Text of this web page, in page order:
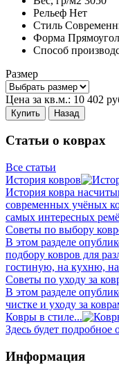
Рельеф Нет
Стиль
Форма
Способ
Размер
Цена за кв.м.: 10 402
Купить Назад
Статьи о коврах
Все статьи
История ковров
История ковра
современных учёных
самых интересных
Советы по выбору
В этом разделе
подбору ковров для
гостиную, на кухню, на
Советы по уходу за
В этом разделе
чистке и уходу за
Ковры в стиле...
Здесь будет подробное
Информация